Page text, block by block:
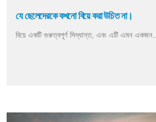
যে ছেলেদেরকে কখনো বিয়ে করা উচিত না।
বিয়ে একটি গুরুত্বপূর্ণ সিদ্ধান্ত, এবং এটি এমন একজন...